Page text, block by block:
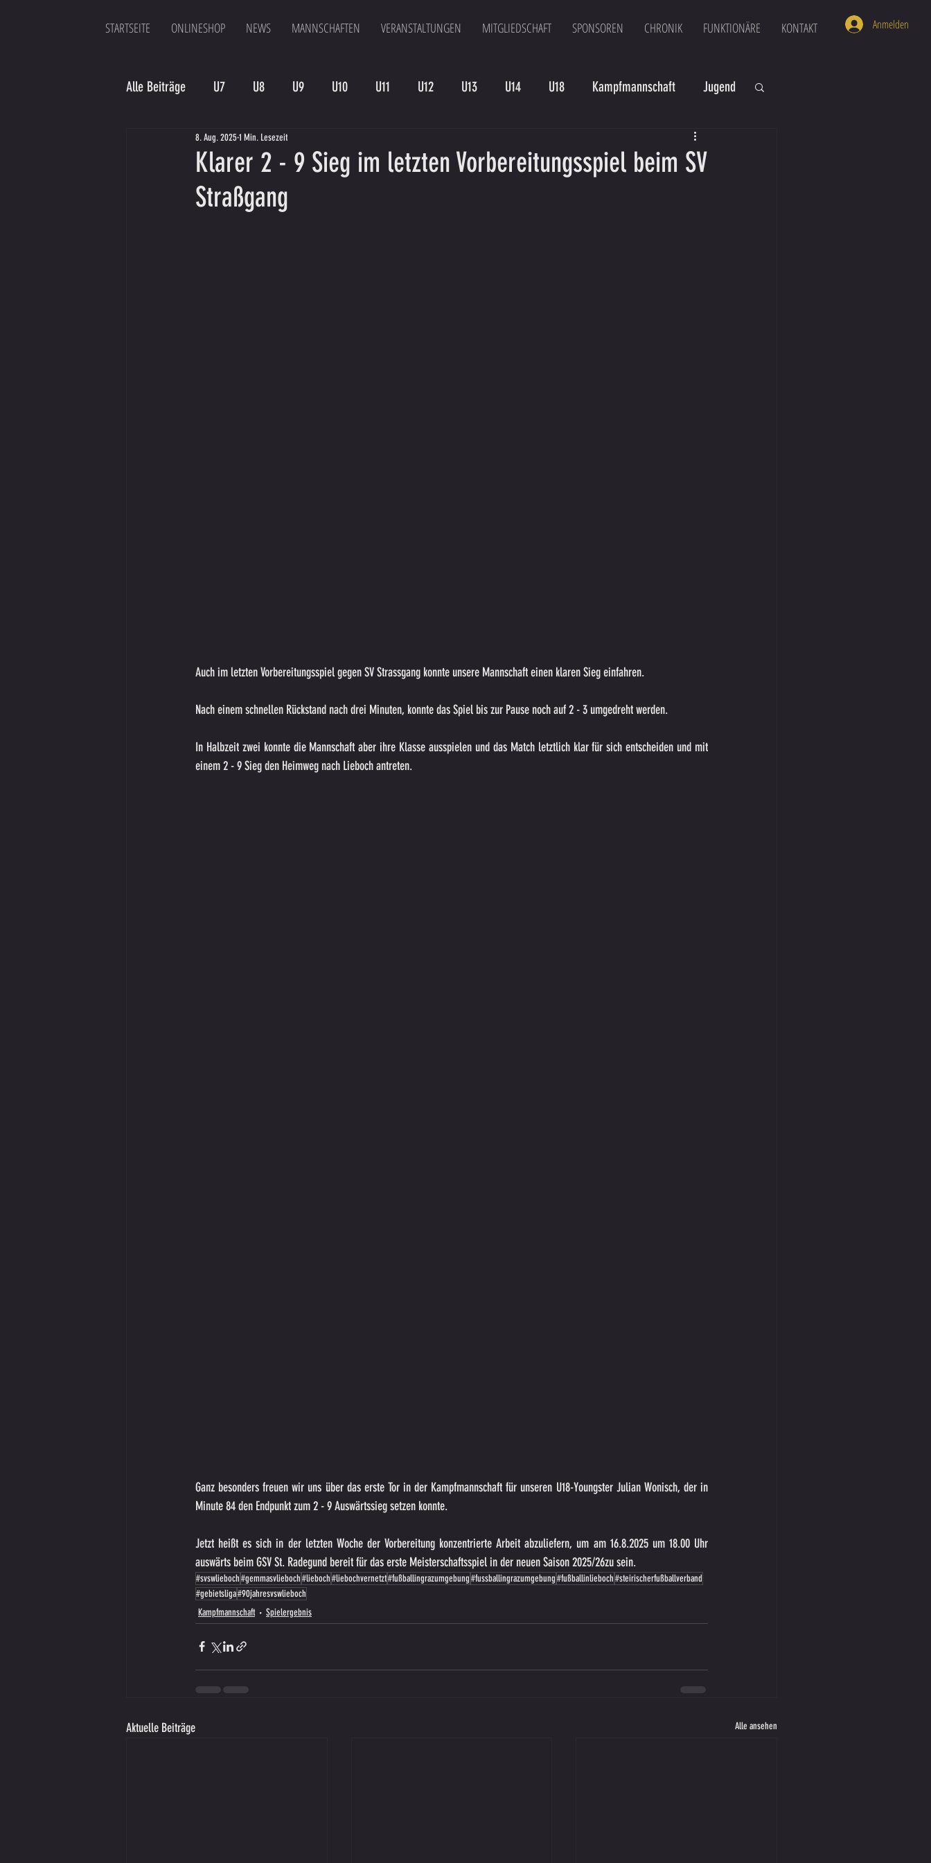
STARTSEITE ONLINESHOP NEWS MANNSCHAFTEN VERANSTALTUNGEN MITGLIEDSCHAFT SPONSOREN CHRONIK FUNKTIONÄRE KONTAKT Anmelden
Alle Beiträge U7 U8 U9 U10 U11 U12 U13 U14 U18 Kampfmannschaft Jugend
Spielergebnis Veranstaltungen
Klarer 2 - 9 Sieg im letzten Vorbereitungsspiel beim SV
Straßgang
8. Aug. 20251 Min. Lesezeit
Auch im letzten Vorbereitungsspiel gegen SV Strassgang konnte unsere Mannschaft einen klaren Sieg einfahren.
Nach einem schnellen Rückstand nach drei Minuten, konnte das Spiel bis zur Pause noch auf 2 - 3 umgedreht werden.
In Halbzeit zwei konnte die Mannschaft aber ihre Klasse ausspielen und das Match letztlich klar für sich entscheiden und mit
einem 2 - 9 Sieg den Heimweg nach Lieboch antreten.
Ganz besonders freuen wir uns über das erste Tor in der Kampfmannschaft für unseren U18-Youngster Julian Wonisch, der in
Minute 84 den Endpunkt zum 2 - 9 Auswärtssieg setzen konnte.
Jetzt heißt es sich in der letzten Woche der Vorbereitung konzentrierte Arbeit abzuliefern, um am 16.8.2025 um 18.00 Uhr
auswärts beim GSV St. Radegund bereit für das erste Meisterschaftsspiel in der neuen Saison 2025/26zu sein.
#svswlieboch#gemmasvlieboch#lieboch#liebochvernetzt#fußballingrazumgebung#fussballingrazumgebung#fußballinlieboch#steirischerfußballverband
#gebietsliga#90jahresvswlieboch
Kampfmannschaft
Spielergebnis
Aktuelle Beiträge Alle ansehen